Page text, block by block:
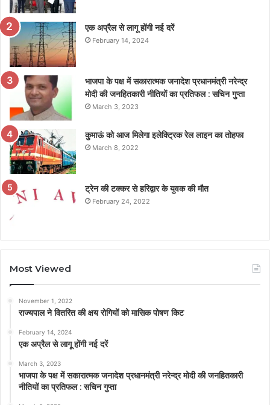
एक अप्रैल से लागू होंगी नई दरें
February 14, 2024
भाजपा के पक्ष में सकारात्मक जनादेश प्रधानमंत्री नरेन्द्र
मोदी की जनहितकारी नीतियों का प्रतिफल : सचिन गुप्ता
March 3, 2023
कुमाऊं को आज मिलेगा इलेक्ट्रिक रेल लाइन का तोहफा
March 8, 2022
ट्रेन की टक्कर से हरिद्वार के युवक की मौत
February 24, 2022
Most Viewed
November 1, 2022
राज्यपाल ने वितरित की क्षय रोगियों को मासिक पोषण किट
February 14, 2024
एक अप्रैल से लागू होंगी नई दरें
March 3, 2023
भाजपा के पक्ष में सकारात्मक जनादेश प्रधानमंत्री नरेन्द्र मोदी की जनहितकारी
नीतियों का प्रतिफल : सचिन गुप्ता